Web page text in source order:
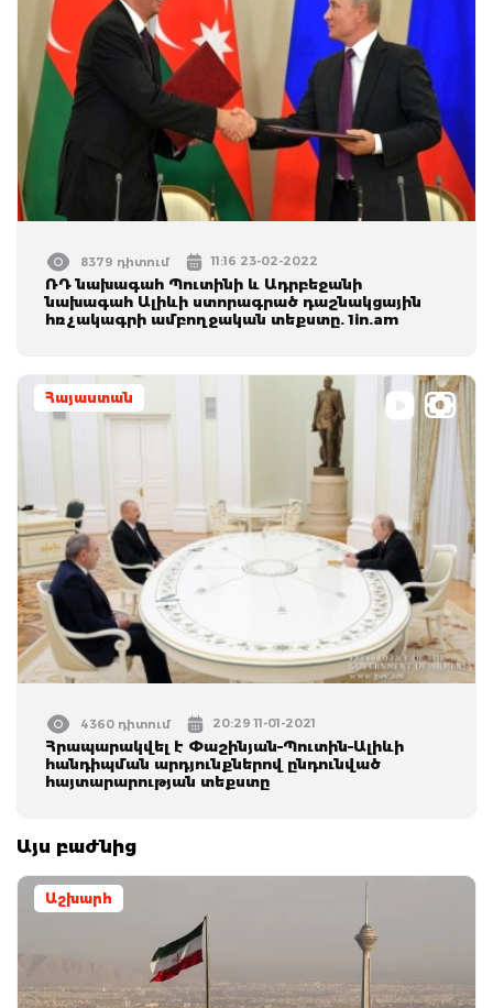
8379 դիտում 11:16 23-02-2022
ՌԴ նախագահ Պուտինի և Ադրբեջանի
նախագահ Ալիևի ստորագրած դաշնակցային
հռչակագրի ամբողջական տեքստը. 1in.am
Հայաստան
4360 դիտում 20:29 11-01-2021
Հրապարակվել է Փաշինյան–Պուտին–Ալիևի
հանդիպման արդյունքներով ընդունված
հայտարարության տեքստը
Այս բաժնից
Աշխարհ